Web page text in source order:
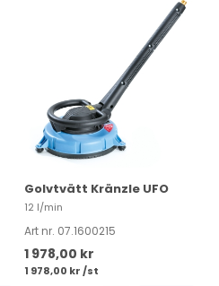
Golvtvätt Kränzle UFO
12 l/min
Art nr. 07.1600215
1 978,00 kr
1 978,00 kr /st